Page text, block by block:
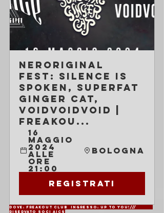
NerOriginal
Fest: Silence is
Spoken, Superfat
Ginger Cat,
VoidVoidVoid |
Freakou...
16
maggio
2024
alle
ore
21:00
Bologna
Registrati
Dove: Freakout Club	Ingresso: Up to You!///
Riservato soci AICS